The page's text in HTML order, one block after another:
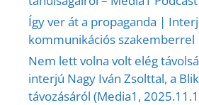
Így ver át a propaganda |
kommunikációs szakemberrel
Nem lett volna volt elég
interjú Nagy Iván Zsolttal, a
távozásáról (Media1,